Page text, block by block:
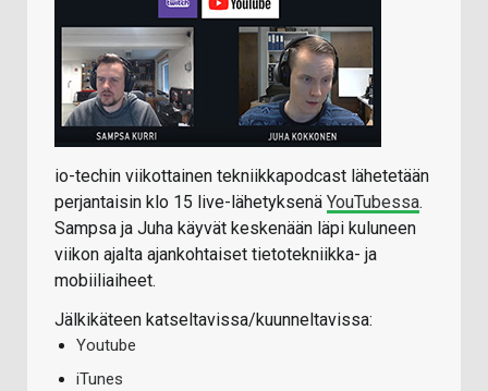
io-techin viikottainen tekniikkapodcast lähetetään
perjantaisin klo 15 live-lähetyksenä YouTubessa.
Sampsa ja Juha käyvät keskenään läpi kuluneen
viikon ajalta ajankohtaiset tietotekniikka- ja
mobiiliaiheet.
Jälkikäteen katseltavissa/kuunneltavissa:
Youtube
iTunes